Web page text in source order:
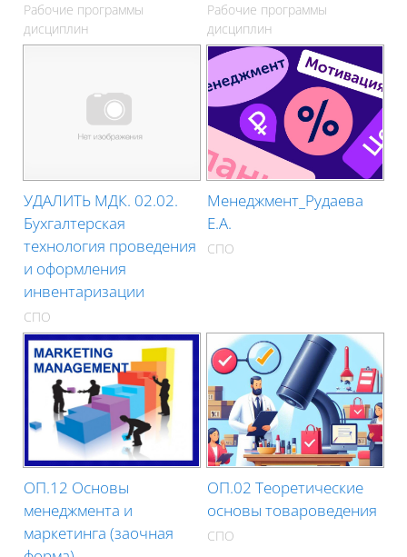
Рабочие программы
дисциплин
Рабочие программы
дисциплин
УДАЛИТЬ МДК. 02.02.
Бухгалтерская
технология проведения
и оформления
инвентаризации
СПО
Менеджмент_Рудаева
Е.А.
СПО
ОП.12 Основы
менеджмента и
маркетинга (заочная
ОП.02 Теоретические
основы товароведения
СПО